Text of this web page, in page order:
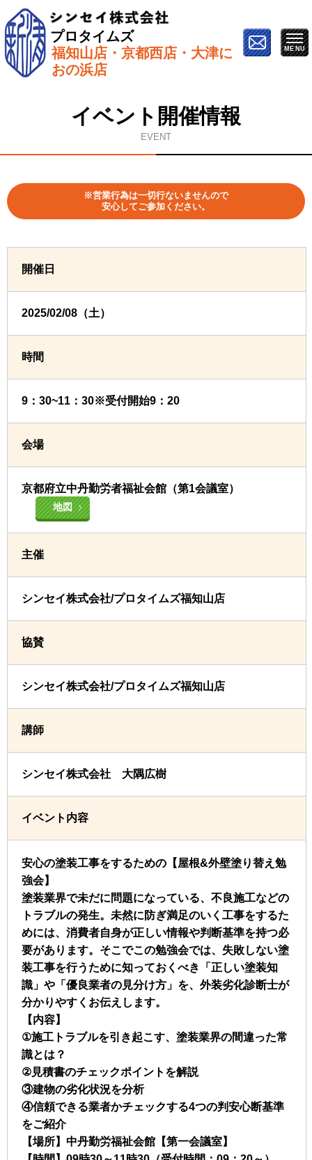
プロタイムズ
福知山店・京都西店・大津に
おの浜店
ホーム»イベント情報»2月8日（土）【福知山市で開
催】塗り替え勉強会
イベント開催情報
EVENT
※営業行為は一切行ないませんので
安心してご参加ください。
開催日
2025/02/08（土）
時間
9：30~11：30※受付開始9：20
会場
京都府立中丹勤労者福祉会館（第1会議室）
地図
主催
シンセイ株式会社/プロタイムズ福知山店
協賛
シンセイ株式会社/プロタイムズ福知山店
講師
シンセイ株式会社 大隅広樹
イベント内容
安心の塗装工事をするための【屋根&外壁塗り替え勉
強会】
塗装業界で未だに問題になっている、不良施工などの
トラブルの発生。未然に防ぎ満足のいく工事をするた
めには、消費者自身が正しい情報や判断基準を持つ必
要があります。そこでこの勉強会では、失敗しない塗
装工事を行うために知っておくべき「正しい塗装知
識」や「優良業者の見分け方」を、外装劣化診断士が
分かりやすくお伝えします。
【内容】
①施工トラブルを引き起こす、塗装業界の間違った常
識とは？
②見積書のチェックポイントを解説
③建物の劣化状況を分析
④信頼できる業者かチェックする4つの判安心断基準
をご紹介
【場所】中丹勤労福祉会館【第一会議室】